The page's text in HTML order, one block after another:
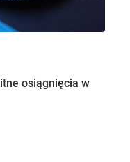
osiągnięcia w